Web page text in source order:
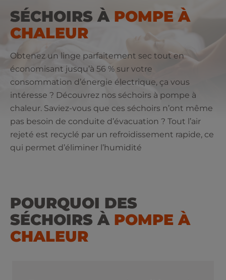
SÉCHOIRS À POMPE À
CHALEUR
Obtenez un linge parfaitement sec tout en
économisant jusqu’à 56 % sur votre
consommation d’énergie électrique, ça vous
intéresse ? Découvrez nos séchoirs à pompe à
chaleur. Saviez-vous que ces séchoirs n’ont même
pas besoin de conduite d’évacuation ? Tout l’air
rejeté est recyclé par un refroidissement rapide, ce
qui permet d’éliminer l’humidité
POURQUOI DES
SÉCHOIRS À POMPE À
CHALEUR